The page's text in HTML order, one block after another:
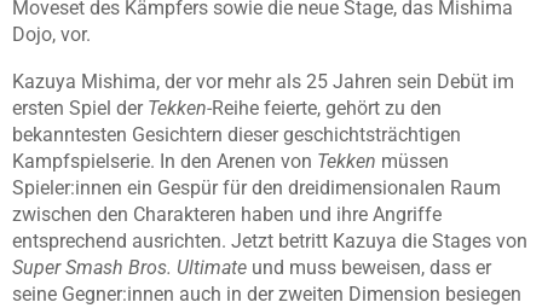
Moveset des Kämpfers sowie die neue Stage, das Mishima
Dojo, vor.
Kazuya Mishima, der vor mehr als 25 Jahren sein Debüt im
ersten Spiel der Tekken-Reihe feierte, gehört zu den
bekanntesten Gesichtern dieser geschichtsträchtigen
Kampfspielserie. In den Arenen von Tekken müssen
Spieler:innen ein Gespür für den dreidimensionalen Raum
zwischen den Charakteren haben und ihre Angriffe
entsprechend ausrichten. Jetzt betritt Kazuya die Stages von
Super Smash Bros. Ultimate und muss beweisen, dass er
seine Gegner:innen auch in der zweiten Dimension besiegen